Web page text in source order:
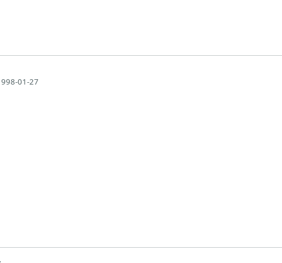
01-27